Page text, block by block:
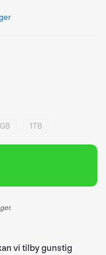
1TB
vi tilby gunstig